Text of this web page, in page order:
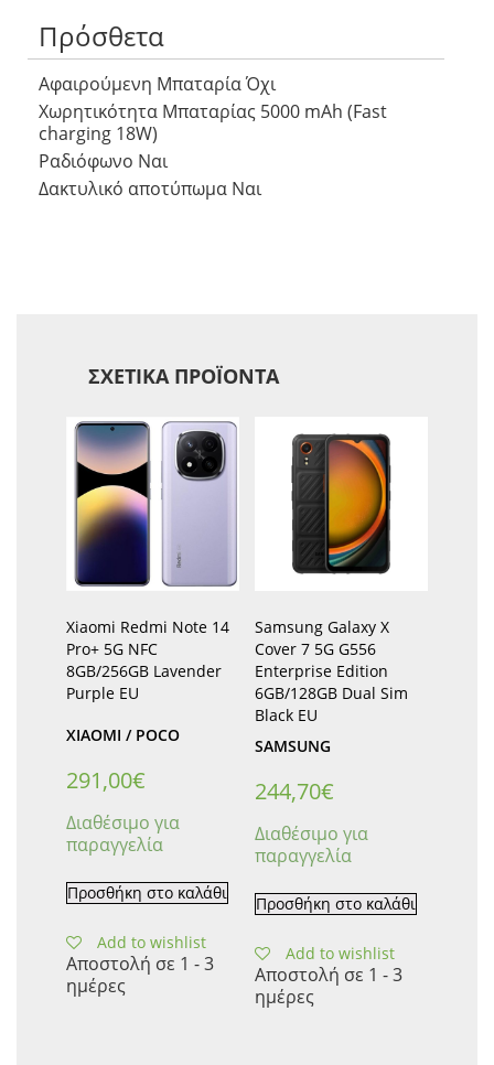
Πρόσθετα
Αφαιρούμενη Μπαταρία Όχι
Χωρητικότητα Μπαταρίας 5000 mAh (Fast
charging 18W)
Ραδιόφωνο Ναι
Δακτυλικό αποτύπωμα Ναι
ΣΧΕΤΙΚΆ ΠΡΟΪΌΝΤΑ
Xiaomi Redmi Note 14
Pro+ 5G NFC
8GB/256GB Lavender
Purple EU
XIAOMI / POCO
291,00€
Διαθέσιμο για
παραγγελία
Προσθήκη στο καλάθι
Add to wishlist
Αποστολή σε 1 - 3
ημέρες
Samsung Galaxy X
Cover 7 5G G556
Enterprise Edition
6GB/128GB Dual Sim
Black EU
SAMSUNG
244,70€
Διαθέσιμο για
παραγγελία
Προσθήκη στο καλάθι
Add to wishlist
Αποστολή σε 1 - 3
ημέρες